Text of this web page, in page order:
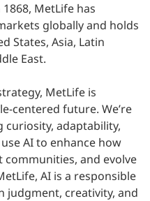
MetLife has
globally and holds
States, Asia, Latin
East.
MetLife is
centered future. We’re
adaptability,
AI to enhance how
and evolve
AI is a responsible
creativity, and